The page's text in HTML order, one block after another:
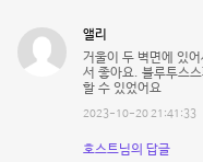
앨리
거울이 두 벽면에 있
서 좋아요. 블루투스
할 수 있었어요
2023-10-20 21:41:33
호스트님의 답글